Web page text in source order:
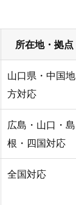
所在地・拠点
山口県・中国地
方対応
広島・山口・島
根・四国対応
全国対応